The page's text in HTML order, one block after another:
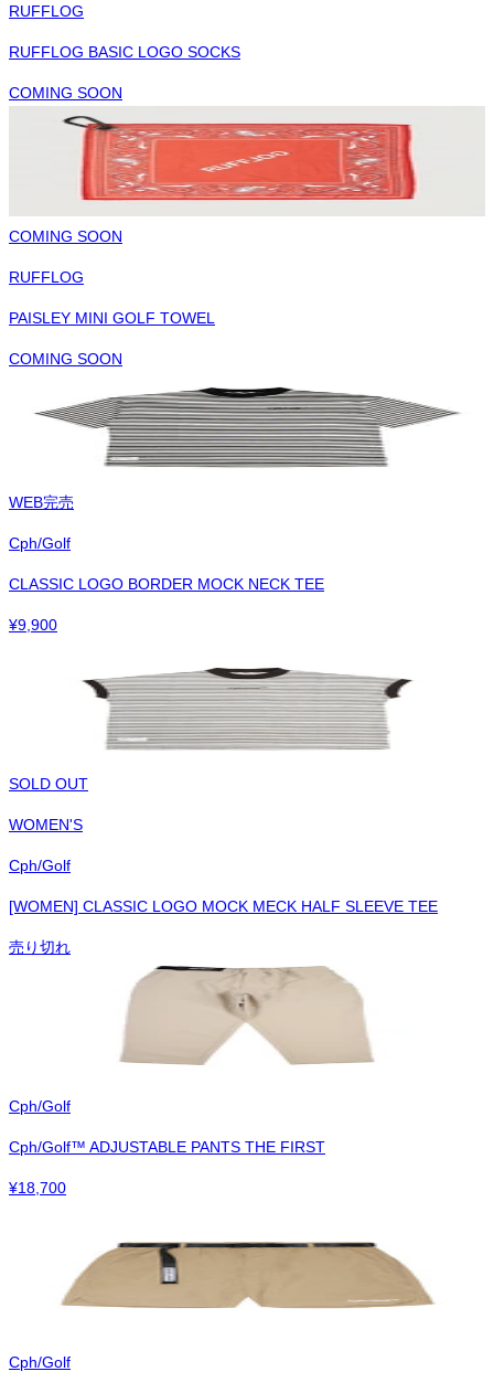
RUFFLOG
RUFFLOG BASIC LOGO SOCKS
COMING SOON
COMING SOON
RUFFLOG
PAISLEY MINI GOLF TOWEL
COMING SOON
WEB完売
Cph/Golf
CLASSIC LOGO BORDER MOCK NECK TEE
¥9,900
SOLD OUT
WOMEN'S
Cph/Golf
[WOMEN] CLASSIC LOGO MOCK MECK HALF SLEEVE TEE
売り切れ
Cph/Golf
Cph/Golf™︎ ADJUSTABLE PANTS THE FIRST
¥18,700
Cph/Golf